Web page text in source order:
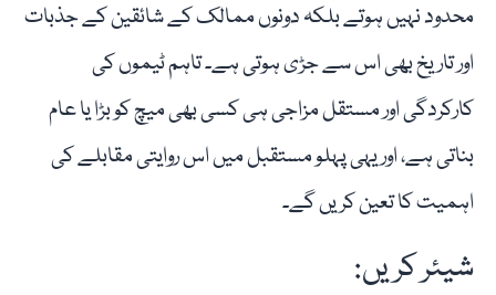
محدود نہیں ہوتے بلکہ دونوں ممالک کے شائقین کے جذبات
اور تاریخ بھی اس سے جڑی ہوتی ہے۔ تاہم ٹیموں کی
کارکردگی اور مستقل مزاجی ہی کسی بھی میچ کو بڑا یا عام
بناتی ہے، اور یہی پہلو مستقبل میں اس روایتی مقابلے کی
اہمیت کا تعین کریں گے۔
شیئر کریں: